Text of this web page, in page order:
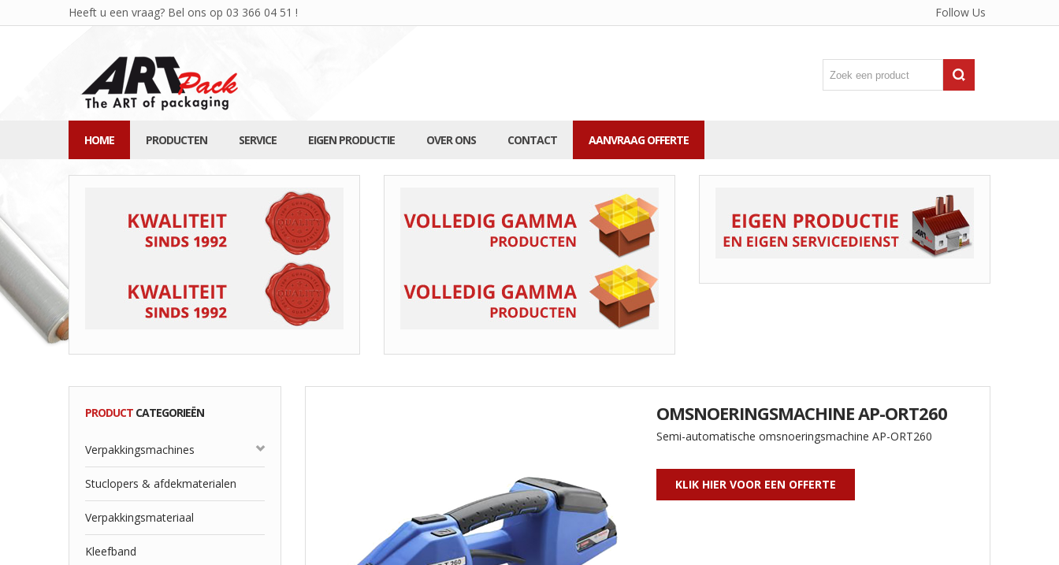
Heeft u een vraag? Bel ons op 03 366 04 51 ! Follow Us
HOME PRODUCTEN SERVICE EIGEN PRODUCTIE OVER ONS CONTACT AANVRAAG OFFERTE
PRODUCT CATEGORIEËN
Verpakkingsmachines
Stuclopers & afdekmaterialen
Verpakkingsmateriaal
Kleefband
OMSNOERINGSMACHINE AP-ORT260
Semi-automatische omsnoeringsmachine AP-ORT260
KLIK HIER VOOR EEN OFFERTE